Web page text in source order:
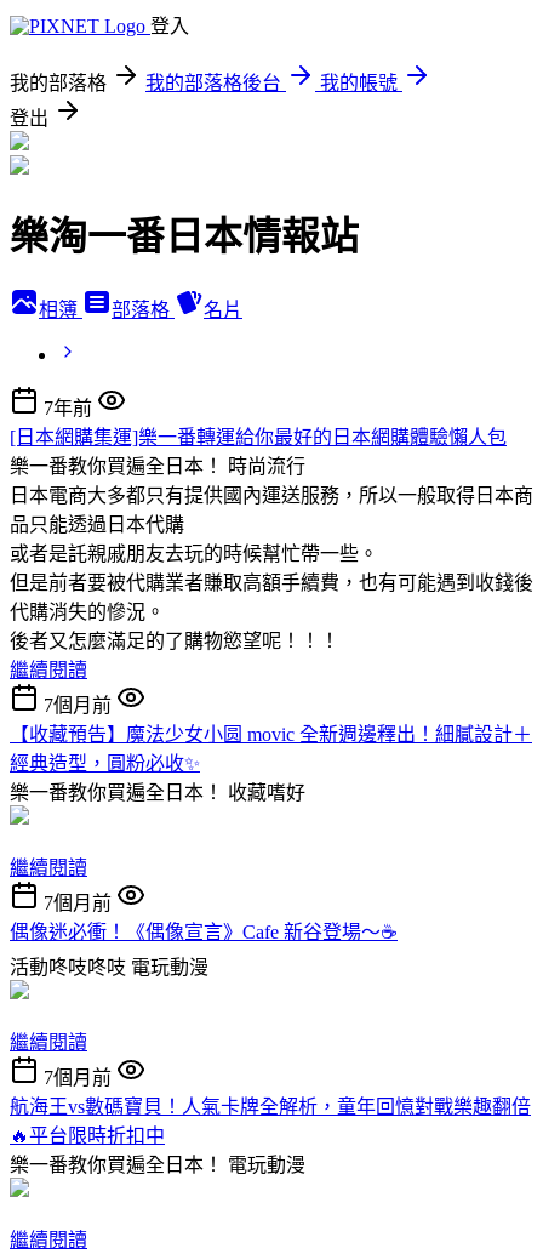
登入
我的部落格 我的部落格後台
我的帳號
登出
樂淘一番日本情報站
相簿 部落格 名片
7年前
[日本網購集運]樂一番轉運給你最好的日本網購體驗懶人包
樂一番教你買遍全日本！
時尚流行
日本電商大多都只有提供國內運送服務，所以一般取得日本商
品只能透過日本代購
或者是託親戚朋友去玩的時候幫忙帶一些。
但是前者要被代購業者賺取高額手續費，也有可能遇到收錢後
代購消失的慘況。
後者又怎麼滿足的了購物慾望呢！！！
繼續閱讀
7個月前
【收藏預告】魔法少女小圆 movic 全新週邊釋出！細膩設計＋
經典造型，圓粉必收✨
樂一番教你買遍全日本！ 收藏嗜好
繼續閱讀
7個月前
偶像迷必衝！《偶像宣言》Cafe 新谷登場～☕️
活動咚吱咚吱 電玩動漫
繼續閱讀
7個月前
航海王vs數碼寶貝！人氣卡牌全解析，童年回憶對戰樂趣翻倍
🔥平台限時折扣中
樂一番教你買遍全日本！ 電玩動漫
繼續閱讀